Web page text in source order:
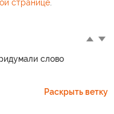
странице.
слово
Раскрыть ветку